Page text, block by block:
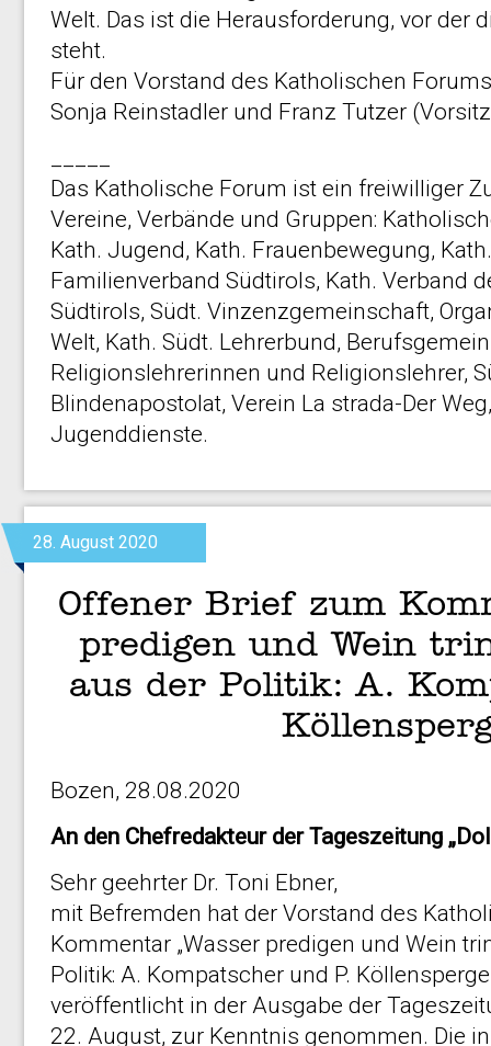
Welt. Das ist die Herausforderung, vor der
steht.
Für den Vorstand des Katholischen Forums
Sonja Reinstadler und Franz Tutzer
Das Katholische Forum ist ein freiwilliger
Vereine, Verbände und Gruppen:
Kath. Jugend, Kath. Frauenbewegung,
Familienverband Südtirols, Kath. Verband
Südtirols, Südt. Vinzenzgemeinschaft,
Welt, Kath. Südt. Lehrerbund,
Religionslehrerinnen und Religionslehrer,
Blindenapostolat, Verein La strada-Der
Jugenddienste.
28. August 2020
Offener Brief zum
predigen und Wein
aus der Politik: A.
Bozen, 28.08.2020
An den Chefredakteur der Tageszeitung
Sehr geehrter Dr. Toni Ebner,
mit Befremden hat der Vorstand des
Kommentar „Wasser predigen und Wein
Politik: A. Kompatscher und P.
veröffentlicht in der Ausgabe der
22. August, zur Kenntnis genommen. Die